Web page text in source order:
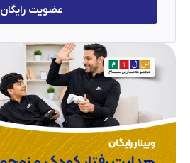
عضویت رایگان